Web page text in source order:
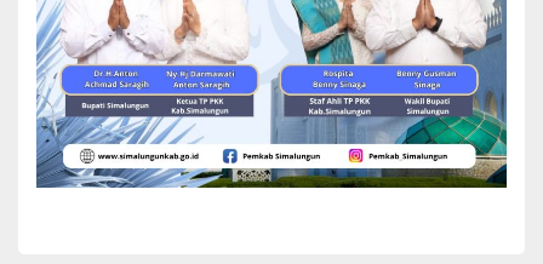
Dalam Kesempatan tersebut Wakil Bupati Simalungun H Zonny
Waldi menyampaikan rasa syukurnya atas pelaksanaan Pilkada di
Kabupaten berjalan dengan baik, aman dan lancar, karena adanya
kebersamaan yang harmonis.
“Kita ketahui bersama, di hari pemilihan di guyur hujan namun tak
menyurutkan semangat kita untuk mensukseskan pilkada ini. Saya
menyampaikan apresiasi dan terimakasih untuk penyelenggara,